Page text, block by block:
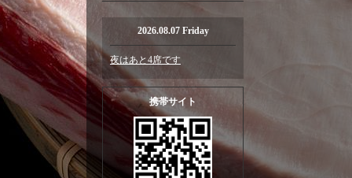
2026.08.07 Friday
夜はあと4席です
携帯サイト